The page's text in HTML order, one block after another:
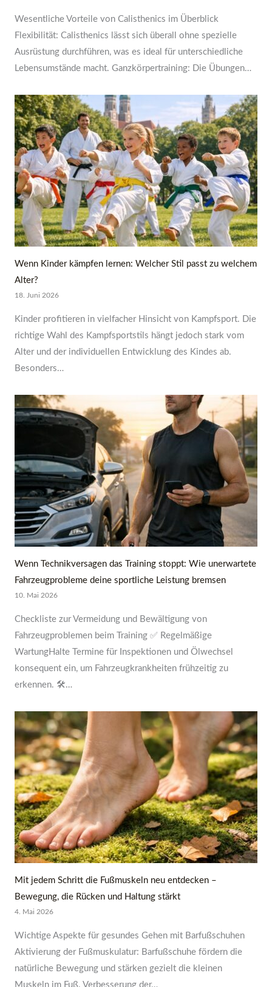
Wesentliche Vorteile von Calisthenics im Überblick
Flexibilität: Calisthenics lässt sich überall ohne spezielle
Ausrüstung durchführen, was es ideal für unterschiedliche
Lebensumstände macht. Ganzkörpertraining: Die Übungen…
Wenn Kinder kämpfen lernen: Welcher Stil passt zu welchem
Alter?
18. Juni 2026
Kinder profitieren in vielfacher Hinsicht von Kampfsport. Die
richtige Wahl des Kampfsportstils hängt jedoch stark vom
Alter und der individuellen Entwicklung des Kindes ab.
Besonders…
Wenn Technikversagen das Training stoppt: Wie unerwartete
Fahrzeugprobleme deine sportliche Leistung bremsen
10. Mai 2026
Checkliste zur Vermeidung und Bewältigung von
Fahrzeugproblemen beim Training ✅ Regelmäßige
WartungHalte Termine für Inspektionen und Ölwechsel
konsequent ein, um Fahrzeugkrankheiten frühzeitig zu
erkennen. 🛠…
Mit jedem Schritt die Fußmuskeln neu entdecken –
Bewegung, die Rücken und Haltung stärkt
4. Mai 2026
Wichtige Aspekte für gesundes Gehen mit Barfußschuhen
Aktivierung der Fußmuskulatur: Barfußschuhe fördern die
natürliche Bewegung und stärken gezielt die kleinen
Muskeln im Fuß. Verbesserung der…